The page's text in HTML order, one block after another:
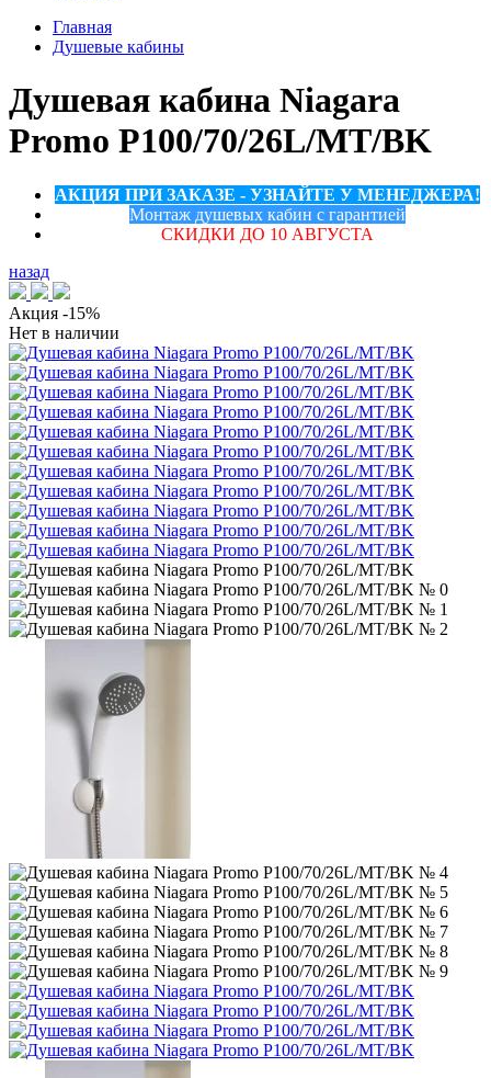
Главная
Душевые кабины
Душевая кабина Niagara
Promo P100/70/26L/MT/BK
АКЦИЯ ПРИ ЗАКАЗЕ - УЗНАЙТЕ У МЕНЕДЖЕРА!
Монтаж душевых кабин с гарантией
СКИДКИ ДО 10 АВГУСТА
назад
Акция -15%
Нет в наличии